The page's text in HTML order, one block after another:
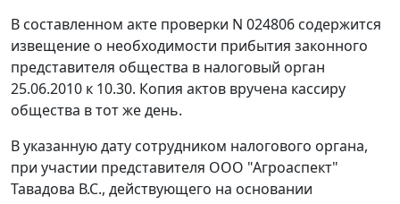
В составленном акте проверки N 024806 содержится
извещение о необходимости прибытия законного
представителя общества в налоговый орган
25.06.2010 к 10.30. Копия актов вручена кассиру
общества в тот же день.
В указанную дату сотрудником налогового органа,
при участии представителя ООО "Агроаспект"
Тавадова В.С., действующего на основании